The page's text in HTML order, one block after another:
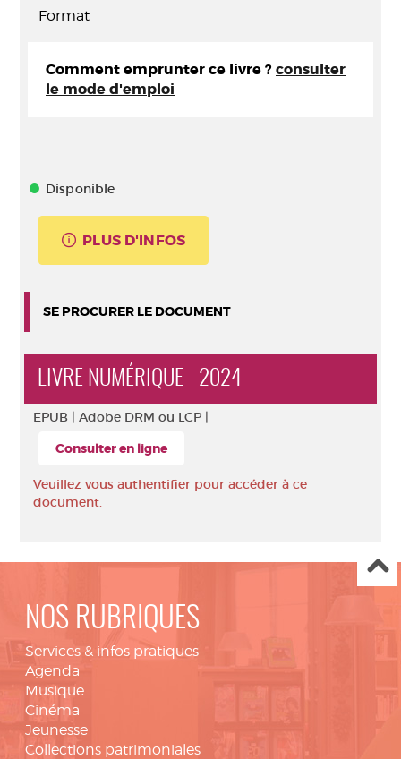
Format
Comment emprunter ce livre ? consulter
le mode d'emploi
Disponible
PLUS D'INFOS
SE PROCURER LE DOCUMENT
LIVRE NUMÉRIQUE - 2024
EPUB | Adobe DRM ou LCP |
Consulter en ligne
Veuillez vous authentifier pour accéder à ce
document.
NOS RUBRIQUES
Services & infos pratiques
Agenda
Musique
Cinéma
Jeunesse
Collections patrimoniales